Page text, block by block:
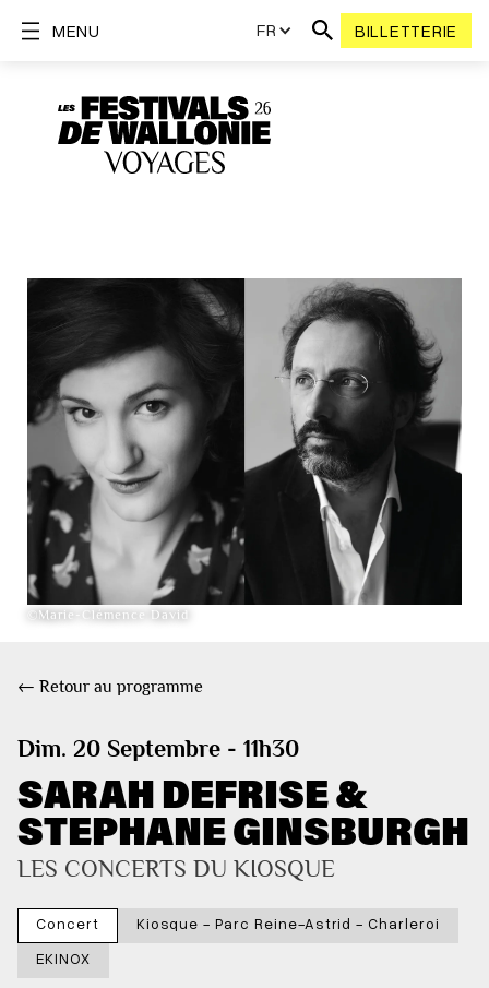
FR BILLETTERIE
MENU
©Marie-Clémence David
← Retour au programme
Dim. 20 Septembre - 11h30
SARAH DEFRISE &
STEPHANE GINSBURGH
LES CONCERTS DU KIOSQUE
Concert
Kiosque - Parc Reine-Astrid - Charleroi
EKINOX